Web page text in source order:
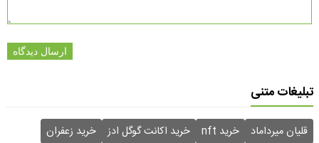
ارسال دیدگاه
تبلیغات متنی
قلیان میرداماد خرید nft خرید اکانت گوگل ادز خرید زعفران